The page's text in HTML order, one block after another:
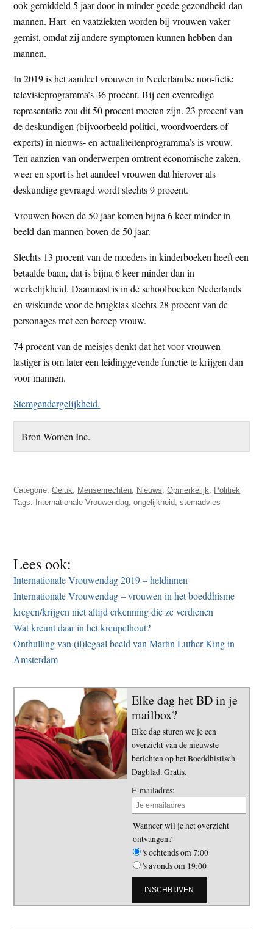
ook gemiddeld 5 jaar door in minder goede gezondheid dan
mannen. Hart- en vaatziekten worden bij vrouwen vaker
gemist, omdat zij andere symptomen kunnen hebben dan
mannen.
In 2019 is het aandeel vrouwen in Nederlandse non-fictie
televisieprogramma’s 36 procent. Bij een evenredige
representatie zou dit 50 procent moeten zijn. 23 procent van
de deskundigen (bijvoorbeeld politici, woordvoerders of
experts) in nieuws- en actualiteitenprogramma’s is vrouw.
Ten aanzien van onderwerpen omtrent economische zaken,
weer en sport is het aandeel vrouwen dat hierover als
deskundige gevraagd wordt slechts 9 procent.
Vrouwen boven de 50 jaar komen bijna 6 keer minder in
beeld dan mannen boven de 50 jaar.
Slechts 13 procent van de moeders in kinderboeken heeft een
betaalde baan, dat is bijna 6 keer minder dan in
werkelijkheid. Daarnaast is in de schoolboeken Nederlands
en wiskunde voor de brugklas slechts 28 procent van de
personages met een beroep vrouw.
74 procent van de meisjes denkt dat het voor vrouwen
lastiger is om later een leidinggevende functie te krijgen dan
voor mannen.
Stemgendergelijkheid.
Bron Women Inc.
Categorie:Geluk, Mensenrechten, Nieuws,Opmerkelijk, Politiek
Tags:
Internationale Vrouwendag,ongelijkheid,stemadvies
Lees ook:
Internationale Vrouwendag 2019 – heldinnen
Internationale Vrouwendag – vrouwen in het boeddhisme
kregen/krijgen niet altijd erkenning die ze verdienen
Wat kreunt daar in het kreupelhout?
Onthulling van (il)legaal beeld van Martin Luther King in
Amsterdam
Elke dag het BD in je
mailbox?
Elke dag sturen we je een
overzicht van de nieuwste
berichten op het Boeddhistisch
Dagblad. Gratis.
E-mailadres:
Wanneer wil je het overzicht
ontvangen?
's ochtends om 7:00
's avonds om 19:00